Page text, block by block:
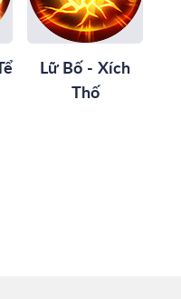
Lữ Bố - Xích
Thố